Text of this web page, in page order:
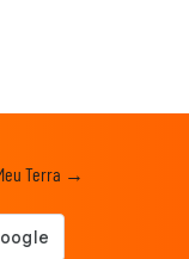
Terra →